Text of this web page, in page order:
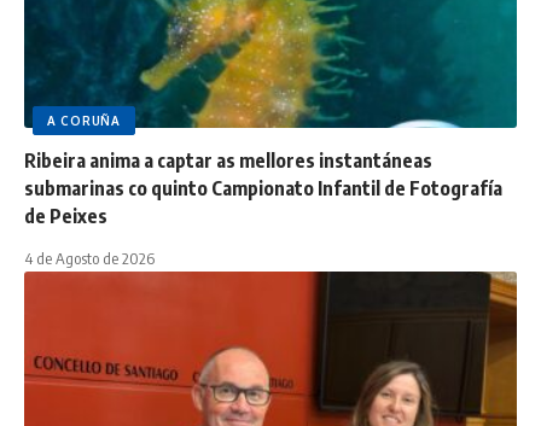
A CORUÑA
Ribeira anima a captar as mellores instantáneas
submarinas co quinto Campionato Infantil de Fotografía
de Peixes
4 de Agosto de 2026